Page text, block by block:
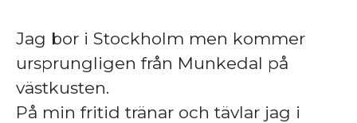
Jag bor i Stockholm men kommer
ursprungligen från Munkedal på
västkusten.
På min fritid tränar och tävlar jag i